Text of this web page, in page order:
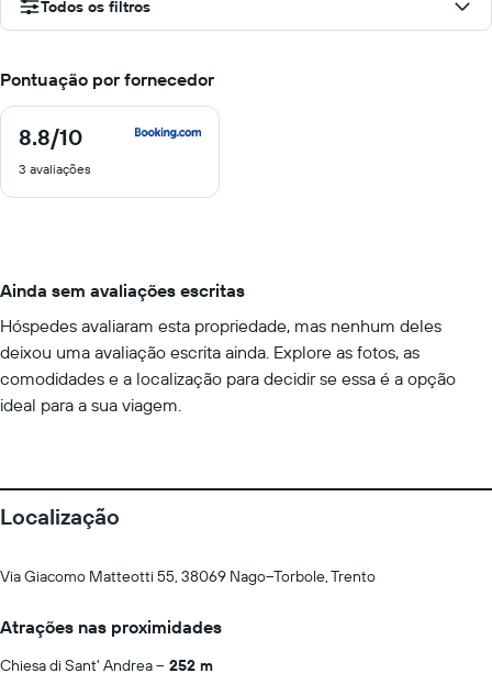
Todos os filtros
Pontuação por fornecedor
8.8/10
8.8
10
3 avaliações
Ainda sem avaliações escritas
Hóspedes avaliaram esta propriedade, mas nenhum deles
deixou uma avaliação escrita ainda. Explore as fotos, as
comodidades e a localização para decidir se essa é a opção
ideal para a sua viagem.
Localização
Via Giacomo Matteotti 55, 38069 Nago–Torbole, Trento
Atrações nas proximidades
Chiesa di Sant' Andrea
252 m